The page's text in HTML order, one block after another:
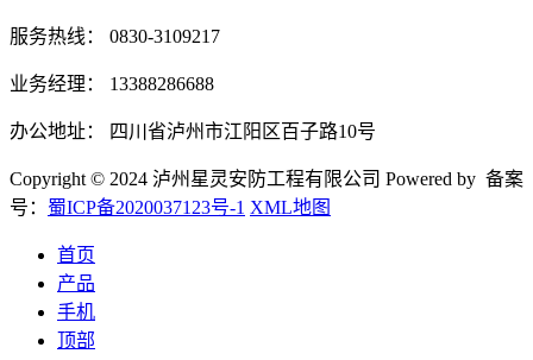
服务热线： 0830-3109217
业务经理： 13388286688
办公地址： 四川省泸州市江阳区百子路10号
Copyright © 2024 泸州星灵安防工程有限公司 Powered by 备案
号： 蜀ICP备2020037123号-1 XML地图
首页
产品
手机
顶部